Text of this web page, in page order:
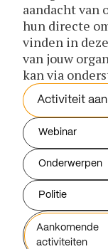
aandacht van
hun directe
vinden in
van jouw
kan via
Activiteit
Webinar
Onderwerpen
Politie
Aankomende
activiteiten